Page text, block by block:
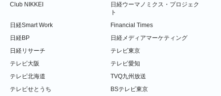
Club NIKKEI
日経ウーマノミクス・プロジェク
ト
日経Smart Work
Financial Times
日経BP
日経メディアマーケティング
日経リサーチ
テレビ東京
テレビ大阪
テレビ愛知
テレビ北海道
TVQ九州放送
テレビせとうち
BSテレビ東京